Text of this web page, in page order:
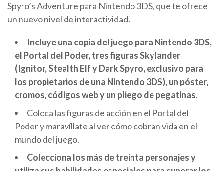
Spyro’s Adventure para Nintendo 3DS, que te ofrece
un nuevo nivel de interactividad.
Incluye una copia del juego para Nintendo 3DS,
el Portal del Poder, tres figuras Skylander
(Ignitor, Stealth Elf y Dark Spyro, exclusivo para
los propietarios de una Nintendo 3DS), un póster,
cromos, códigos web y un pliego de pegatinas.
Coloca las figuras de acción en el Portal del
Poder y maravíllate al ver cómo cobran vida en el
mundo del juego.
Colecciona los más de treinta personajes y